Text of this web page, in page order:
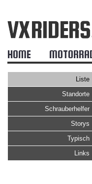
HOME
Liste
Standorte
Schrauberhelfer
Storys
Typisch
Links